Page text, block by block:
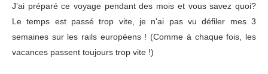
J’ai préparé ce voyage pendant des mois et vous savez quoi?
Le temps est passé trop vite, je n'ai pas vu défiler mes 3
semaines sur les rails européens ! (Comme à chaque fois, les
vacances passent toujours trop vite !)